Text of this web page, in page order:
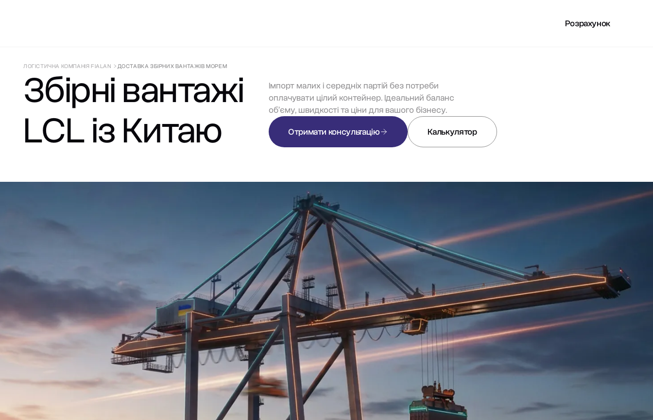
Розрахунок
ЛОГІСТИЧНА КОМПАНІЯ FIALAN ДОСТАВКА ЗБІРНИХ ВАНТАЖІВ МОРЕМ
Збірні вантажі
LCL із Китаю
Імпорт малих і середніх партій без потреби
оплачувати цілий контейнер. Ідеальний баланс
обʼєму, швидкості та ціни для вашого бізнесу.
Отримати консультацію
Калькулятор